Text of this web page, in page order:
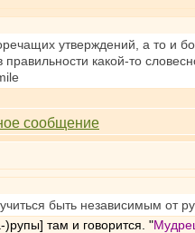
утверждений, а то и
какой-то
быть независимым от
там и говорится. "